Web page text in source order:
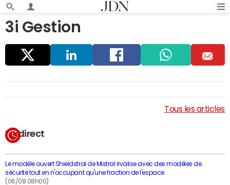
3i Gestion
ger dIn ook app m
En direct
Le modèle ouvert Shieldstral de Mistral rivalise avec des modèles de
sécurité tout en n'occupant qu'une fraction de l'espace
(06/08 08h00)
Tous les articles